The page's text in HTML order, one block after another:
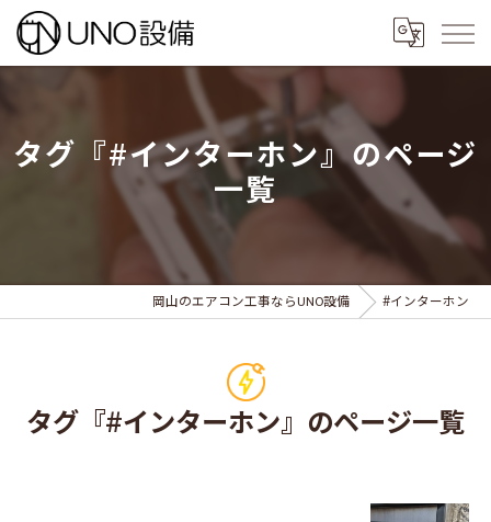
タグ『#インターホン』のページ
一覧
岡山のエアコン工事ならUNO設備 #インターホン
タグ『#インターホン』のページ一覧